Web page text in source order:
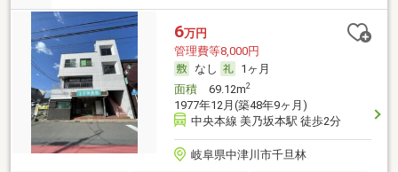
6万円
管理費等8,000円
なし
1ヶ月
面積69.12m2
1977年12月(築48年9ヶ月)
中央本線 美乃坂本駅 徒歩2分
岐阜県中津川市千旦林